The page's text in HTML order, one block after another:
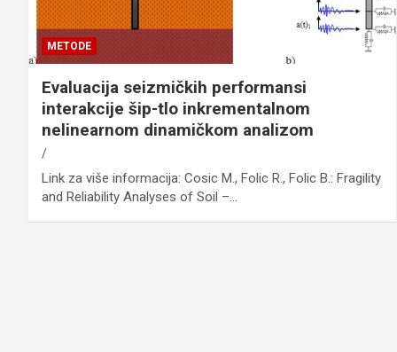
METODE
Evaluacija seizmičkih performansi
interakcije šip-tlo inkrementalnom
nelinearnom dinamičkom analizom
Link za više informacija: Cosic M., Folic R., Folic B.: Fragility
and Reliability Analyses of Soil –…